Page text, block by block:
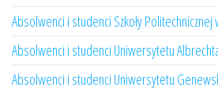
Absolwenci i studenci Szkoły
Absolwenci i studenci Uniwersytetu
Absolwenci i studenci Uniwersytetu